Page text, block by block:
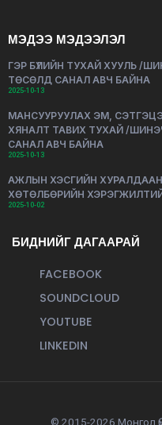
МЭДЭЭ МЭДЭЭЛЭЛ
ГЭР БҮЛИЙН ТУХАЙ ХУУЛЬ /
ТӨСӨЛД САНАЛ АВЧ БАЙНА
2025-10-13
МАНСУУРУУЛАХ ЭМ,
ХЯНАЛТ ТАВИХ ТУХАЙ /
САНАЛ АВЧ БАЙНА
2025-10-13
АЖЛЫН ХЭСГИЙН
ХӨТӨЛБӨРИЙН
2025-10-02
БИДНИЙГ ДАГААРАЙ
FACEBOOK
SOUNDCLOUD
YOUTUBE
LINKEDIN
© 2015-2026 Монгол